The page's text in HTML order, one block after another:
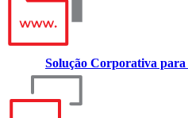
Solução Corporativa